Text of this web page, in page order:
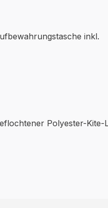
inkl.
Polyester-Kite-